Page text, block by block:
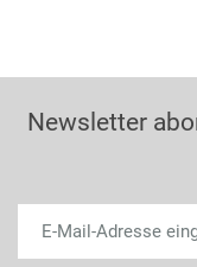
Newsletter